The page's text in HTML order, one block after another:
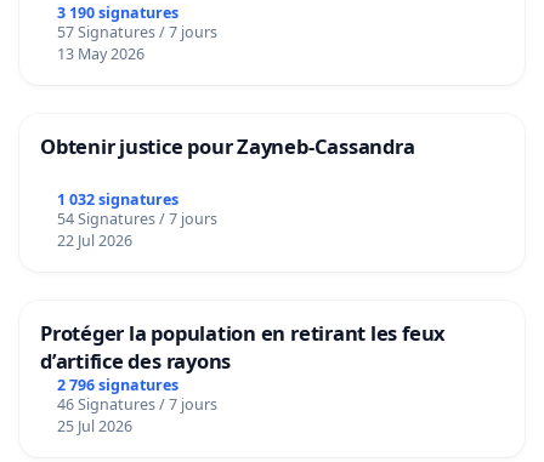
3 190 signatures
57 Signatures / 7 jours
13 May 2026
Obtenir justice pour Zayneb-Cassandra
1 032 signatures
54 Signatures / 7 jours
22 Jul 2026
Protéger la population en retirant les feux
d’artifice des rayons
2 796 signatures
46 Signatures / 7 jours
25 Jul 2026